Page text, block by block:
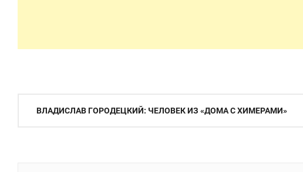
Навигация
ВЛАДИСЛАВ ГОРОДЕЦКИЙ: ЧЕЛОВЕК ИЗ «ДОМА С ХИМЕРАМИ»